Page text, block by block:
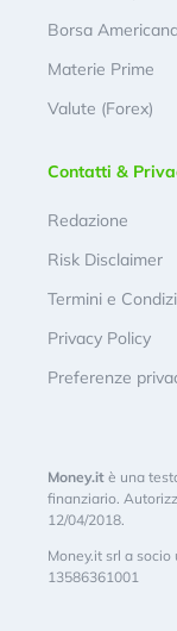
Borsa
Materie Prime
Valute (Forex)
Contatti &
Redazione
Risk Disclaimer
Termini e
Privacy Policy
Preferenze
Money.it è una
finanziario.
12/04/2018.
Money.it srl a socio
13586361001